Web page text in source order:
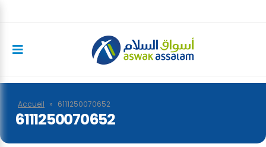
Accueil » 6111250070652
6111250070652